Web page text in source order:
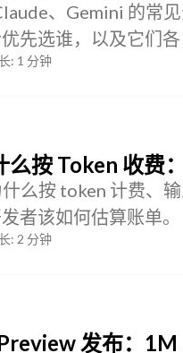
、Gemini 的常
先选谁，以及它们各
: 1 分钟
么按 Token 收费
么按 token 计费、
者该如何估算账单。
: 2 分钟
发布：